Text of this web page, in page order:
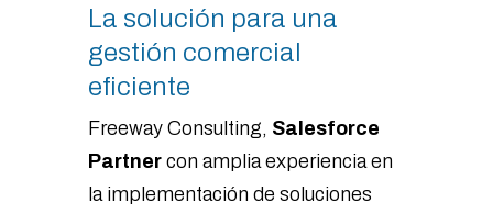
La solución para una
gestión comercial
eficiente
Freeway Consulting, Salesforce
Partner con amplia experiencia en
la implementación de soluciones